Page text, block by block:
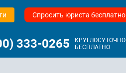
Спросить юриста бесплатно
333-0265
КРУГЛОСУТОЧНО
БЕСПЛАТНО